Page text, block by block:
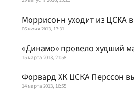
Моррисонн уходит из ЦСКА
06 июня 2013, 17:31
«Динамо» провело худший
15 марта 2013, 21:58
Форвард ХК ЦСКА Перссон
14 марта 2013, 16:55